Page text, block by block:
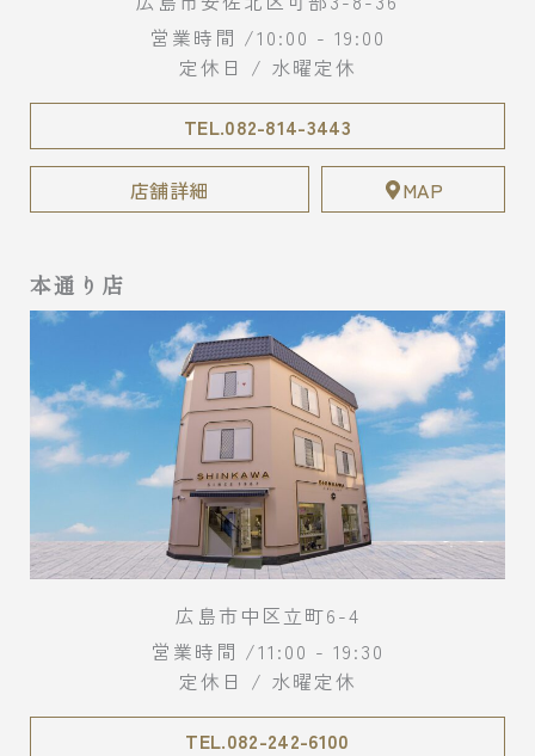
営業時間 /10:00 - 19:00
定休日 / 水曜定休
TEL.082-814-3443
店舗詳細 MAP
本通り店
広島市中区立町6-4
営業時間 /11:00 - 19:30
定休日 / 水曜定休
TEL.082-242-6100